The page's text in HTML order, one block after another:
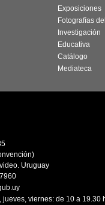
Exposiciones
Fotografías
Investigación
Educativa
Catálogo
Mediateca
Uruguay
jueves, viernes: de 10 a 19.30